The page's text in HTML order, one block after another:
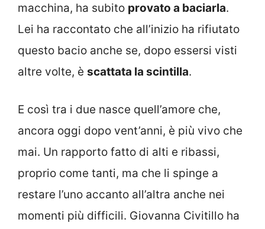
macchina, ha subito provato a baciarla.
Lei ha raccontato che all’inizio ha rifiutato
questo bacio anche se, dopo essersi visti
altre volte, è scattata la scintilla.
E così tra i due nasce quell’amore che,
ancora oggi dopo vent’anni, è più vivo che
mai. Un rapporto fatto di alti e ribassi,
proprio come tanti, ma che li spinge a
restare l’uno accanto all’altra anche nei
momenti più difficili. Giovanna Civitillo ha